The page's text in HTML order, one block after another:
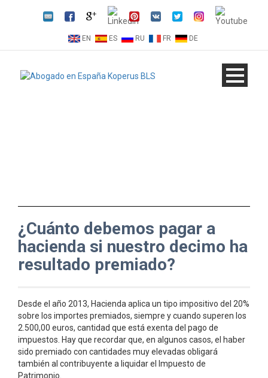
EN ES RU FR DE
¿Cuánto debemos pagar a
hacienda si nuestro decimo ha
resultado premiado?
Desde el año 2013, Hacienda aplica un tipo impositivo del 20%
sobre los importes premiados, siempre y cuando superen los
2.500,00 euros, cantidad que está exenta del pago de
impuestos. Hay que recordar que, en algunos casos, el haber
sido premiado con cantidades muy elevadas obligará
también al contribuyente a liquidar el Impuesto de
Patrimonio.